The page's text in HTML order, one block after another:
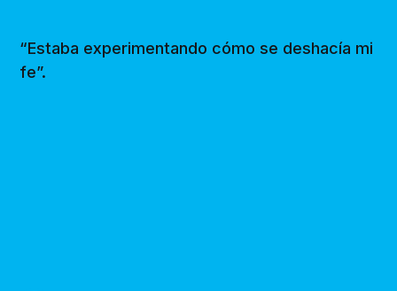
“Estaba experimentando cómo se deshacía mi
fe”.